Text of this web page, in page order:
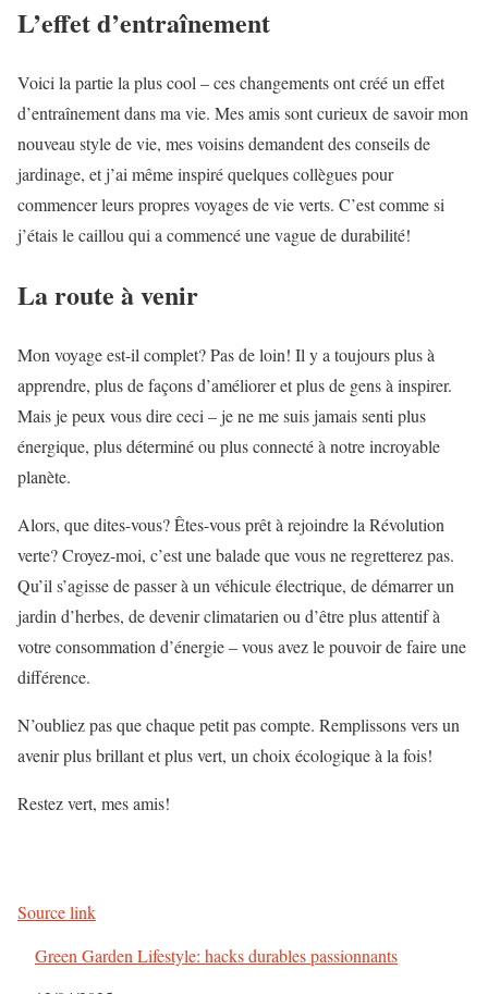
L’effet d’entraînement
Voici la partie la plus cool – ces changements ont créé un effet
d’entraînement dans ma vie. Mes amis sont curieux de savoir mon
nouveau style de vie, mes voisins demandent des conseils de
jardinage, et j’ai même inspiré quelques collègues pour
commencer leurs propres voyages de vie verts. C’est comme si
j’étais le caillou qui a commencé une vague de durabilité!
La route à venir
Mon voyage est-il complet? Pas de loin! Il y a toujours plus à
apprendre, plus de façons d’améliorer et plus de gens à inspirer.
Mais je peux vous dire ceci – je ne me suis jamais senti plus
énergique, plus déterminé ou plus connecté à notre incroyable
planète.
Alors, que dites-vous? Êtes-vous prêt à rejoindre la Révolution
verte? Croyez-moi, c’est une balade que vous ne regretterez pas.
Qu’il s’agisse de passer à un véhicule électrique, de démarrer un
jardin d’herbes, de devenir climatarien ou d’être plus attentif à
votre consommation d’énergie – vous avez le pouvoir de faire une
différence.
N’oubliez pas que chaque petit pas compte. Remplissons vers un
avenir plus brillant et plus vert, un choix écologique à la fois!
Restez vert, mes amis!
Source link
Green Garden Lifestyle: hacks durables passionnants